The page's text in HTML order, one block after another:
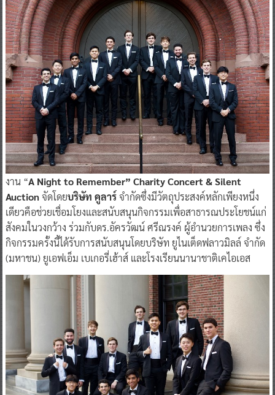
งาน “A Night to Remember” Charity Concert & Silent
Auctionจัดโดยบริษัท คูลาร์จำกัดซึ่งมีวัตถุประสงค์หลักเพียงหนึ่ง
เดียวคือช่วยเชื่อมโยงและสนับสนุนกิจกรรมเพื่อสาธารณประโยชน์แก่
สังคมในวงกว้าง ร่วมกับดร.อัครวัฒน์ ศรีณรงค์ ผู้อำนวยการเพลง ซึ่ง
กิจกรรมครั้งนี้ได้รับการสนับสนุนโดยบริษัท ยูไนเต็ดฟลาวมิลล์ จำกัด
(มหาชน) ยูเอฟเอ็ม เบเกอรี่เฮ้าส์ และโรงเรียนนานาชาติเคไอเอส